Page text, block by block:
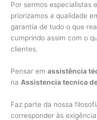
Por sermos especialistas
priorizamos a qualidade
garantia de tudo o que
cumprindo assim com o
clientes.
Pensar emassistência
na Assistencia tecnica
Faz parte da nossa
corresponder às